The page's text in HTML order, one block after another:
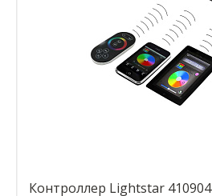
Контроллер Lightstar 410904